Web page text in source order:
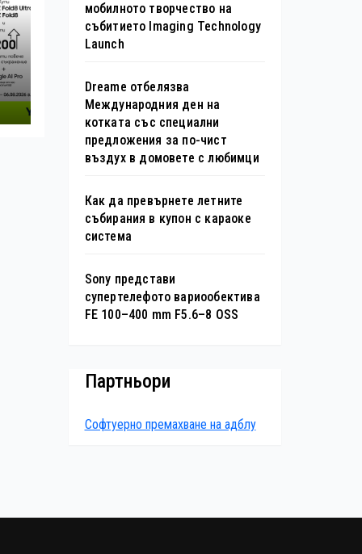
мобилното творчество на
събитието Imaging Technology
Launch
Dreame отбелязва
Международния ден на
котката със специални
предложения за по-чист
въздух в домовете с любимци
Как да превърнете летните
събирания в купон с караоке
система
Sony представи
супертелефото вариообектива
FE 100–400 mm F5.6–8 OSS
Партньори
Софтуерно премахване на адблу